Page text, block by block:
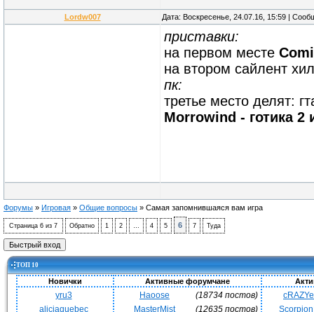
Lordw007 Дата: Воскресенье, 24.07.16, 15:59 |
приставки:
на первом месте
на втором сайлент
пк:
третье место делят:
Morrowind - готика 2
Форумы » Игровая » Общие вопросы » Самая запомнившаяся вам игра
Страница 6 из 7 Обратно 1 2 … 4 5 6 7 Туда
ТОП 10
Новички Активные форумчане
yru3
alicjaquebec
Haoose
(18734 постов)
MasterMist
(12635 постов)